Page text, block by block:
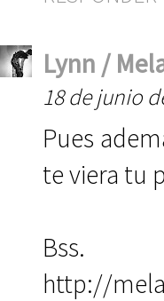
Lynn /
18 de junio
Pues
te viera tu
Bss.
http://